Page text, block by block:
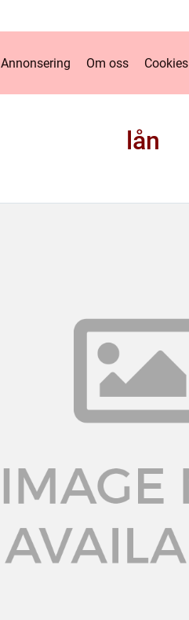
Annonsering Om oss Cookies
lån